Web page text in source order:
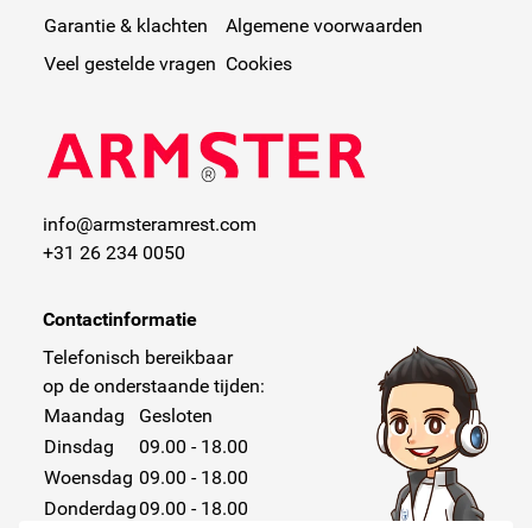
Garantie & klachten
Veel gestelde vragen
Algemene voorwaarden
Cookies
info@armsteramrest.com
+31 26 234 0050
Contactinformatie
Telefonisch bereikbaar
op de onderstaande tijden:
Maandag
Gesloten
Dinsdag
09.00 - 18.00
Woensdag 09.00 - 18.00
Donderdag 09.00 - 18.00